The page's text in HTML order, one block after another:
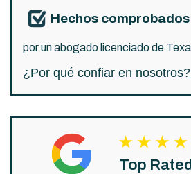
Hechos comprobados
por un abogado licenciado de
¿Por qué confiar en nosotros?
Top